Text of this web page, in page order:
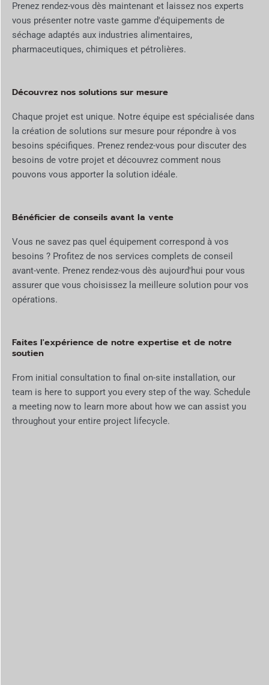
Prenez rendez-vous dès maintenant et laissez nos experts
vous présenter notre vaste gamme d'équipements de
séchage adaptés aux industries alimentaires,
pharmaceutiques, chimiques et pétrolières.
Découvrez nos solutions sur mesure
Chaque projet est unique. Notre équipe est spécialisée dans
la création de solutions sur mesure pour répondre à vos
besoins spécifiques. Prenez rendez-vous pour discuter des
besoins de votre projet et découvrez comment nous
pouvons vous apporter la solution idéale.
Bénéficier de conseils avant la vente
Vous ne savez pas quel équipement correspond à vos
besoins ? Profitez de nos services complets de conseil
avant-vente. Prenez rendez-vous dès aujourd'hui pour vous
assurer que vous choisissez la meilleure solution pour vos
opérations.
Faites l'expérience de notre expertise et de notre
soutien
From initial consultation to final on-site installation, our
team is here to support you every step of the way. Schedule
a meeting now to learn more about how we can assist you
throughout your entire project lifecycle.